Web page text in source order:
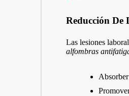
Reducción De
Las lesiones
alfombras